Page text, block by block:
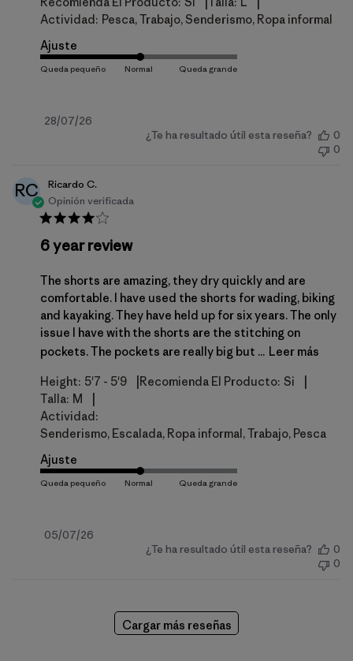
Actividad: Pesca, Trabajo, Senderismo, Ropa informal
Ajuste
Fecha
28/07/26
¿Te ha resultado útil esta reseña?
0
0
RC
Ricardo C.
Opinión verificada
6 year review
The shorts are amazing, they dry quickly and are
comfortable. I have used the shorts for wading, biking
and kayaking. They have held up for six years. The only
issue I have with the shorts are the stitching on
pockets. The pockets are really big but ... Leer más
Height: 5'7 - 5'9 Recomienda El Producto: Si
Talla: M
Actividad:
Senderismo, Escalada, Ropa informal, Trabajo, Pesca
Ajuste
Fecha
05/07/26
¿Te ha resultado útil esta reseña?
0
0
Cargar más reseñas